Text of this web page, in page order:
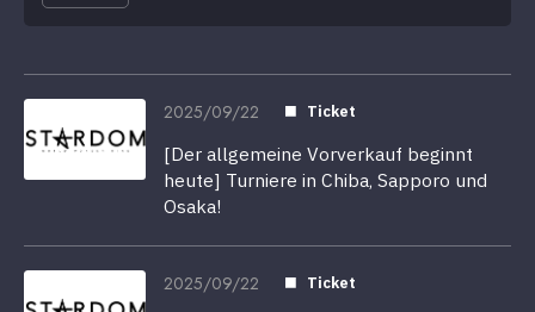
2025/09/22 Ticket
[Der allgemeine Vorverkauf beginnt
heute] Turniere in Chiba, Sapporo und
Osaka!
2025/09/22 Ticket